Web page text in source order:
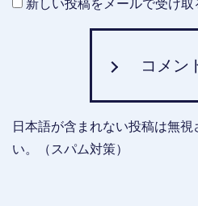
新しい投稿をメールで受け取
コメン
日本語が含まれない投稿は無
い。（スパム対策）